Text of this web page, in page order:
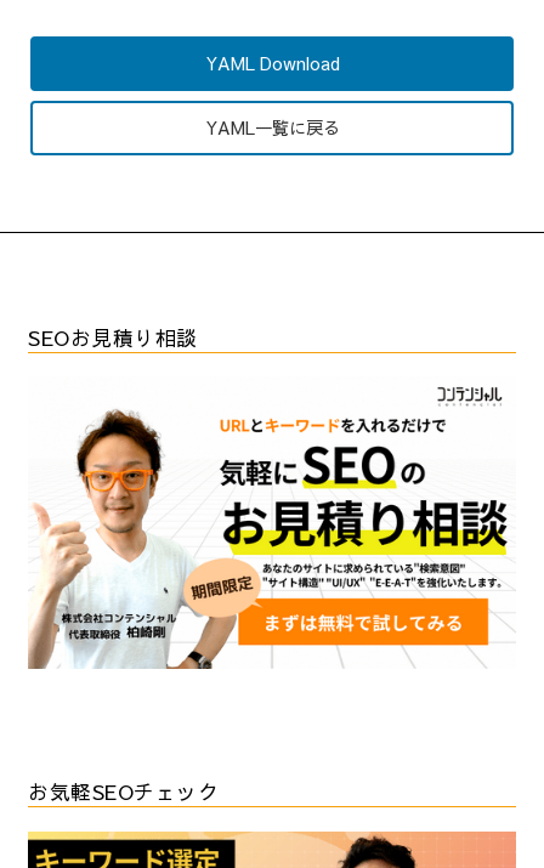
YAML Download
YAML一覧に戻る
SEOお見積り相談
お気軽SEOチェック